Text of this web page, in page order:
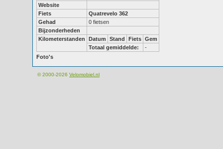
Website
Fiets
Quatrevelo 362
Gehad
0 fietsen
Bijzonderheden
Kilometerstanden
Datum Stand Fiets Gem
Totaal gemiddelde:
-
Foto's
© 2000-2026 Velomobiel.nl